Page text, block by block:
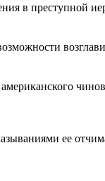
в преступной
ее